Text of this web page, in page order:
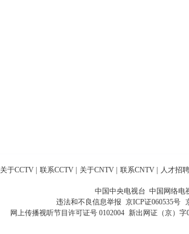
关于CCTV 联系CCTV 关于CNTV 联系CNTV 人才招聘
中国中央电视台 中国网络电
违法和不良信息举报 京ICP证060535号
网上传播视听节目许可证号 0102004 新出网证（京）字